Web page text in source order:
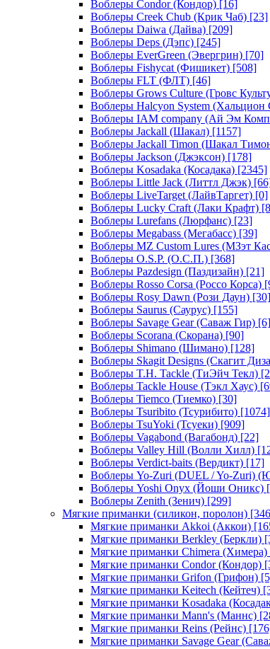
Воблеры Condor (Кондор) [16]
Воблеры Creek Chub (Крик Чаб) [23]
Воблеры Daiwa (Дайва) [209]
Воблеры Deps (Дэпс) [245]
Воблеры EverGreen (Эвергрин) [70]
Воблеры Fishycat (Фишикет) [508]
Воблеры FLT (ФЛТ) [46]
Воблеры Grows Culture (Гровс
Воблеры Halcyon System (Хальцион
Воблеры IAM company (Ай Эм
Воблеры Jackall (Шакал) [1157]
Воблеры Jackall Timon (Шакал
Воблеры Jackson (Джэксон) [178]
Воблеры Kosadaka (Косадака) [2345]
Воблеры Little Jack (Литтл Джэк)
Воблеры LiveTarget (ЛайвТаргет) [0]
Воблеры Lucky Craft (Лаки Крафт)
Воблеры Lurefans (Люрфанс) [23]
Воблеры Megabass (Мегабасс) [39]
Воблеры MZ Custom Lures (МЗэт
Воблеры O.S.P. (О.С.П.) [368]
Воблеры Pazdesign (Паздизайн) [21]
Воблеры Rosso Corsa (Россо Корса)
Воблеры Rosy Dawn (Рози Даун) [30]
Воблеры Saurus (Саурус) [155]
Воблеры Savage Gear (Саваж Гир) [6]
Воблеры Scorana (Скорана) [90]
Воблеры Shimano (Шимано) [128]
Воблеры Skagit Designs (Скагит
Воблеры T.H. Tackle (ТиЭйч Текл)
Воблеры Tackle House (Тэкл Хаус)
Воблеры Tiemco (Тиемко) [30]
Воблеры Tsuribito (Тсурибито) [1074]
Воблеры TsuYoki (Тсуеки) [909]
Воблеры Vagabond (Вагабонд) [22]
Воблеры Valley Hill (Волли Хилл)
Воблеры Verdict-baits (Вердикт) [17]
Воблеры Yo-Zuri (DUEL / Yo-Zuri)
Воблеры Yoshi Onyx (Йоши Оникс)
Воблеры Zenith (Зенич) [299]
Мягкие приманки (силикон, поролон)
Мягкие приманки Akkoi (Аккои)
Мягкие приманки Berkley (Беркли)
Мягкие приманки Chimera (Химера)
Мягкие приманки Condor (Кондор)
Мягкие приманки Grifon (Грифон)
Мягкие приманки Keitech (Кейтеч)
Мягкие приманки Kosadaka
Мягкие приманки Mann's (Маннс)
Мягкие приманки Reins (Рейнс)
Мягкие приманки Savage Gear